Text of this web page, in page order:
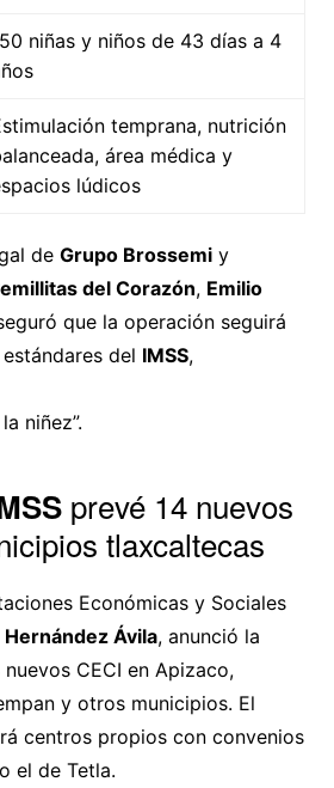
niñas y niños de 43 días a 4
temprana, nutrición
área médica y
lúdicos
de Grupo Brossemiy
del Corazón, Emilio
que la operación seguirá
del IMSS,
niñez”.
prevé 14 nuevos
tlaxcaltecas
Económicas y Sociales
Ávila, anunció la
CECI en Apizaco,
y otros municipios. El
centros propios con convenios
el de Tetla.